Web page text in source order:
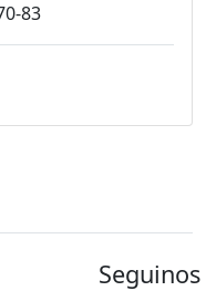
83